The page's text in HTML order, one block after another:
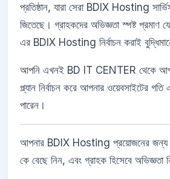
প্রতিষ্ঠান, যারা সেরা BDIX Hosting
জিতেছে। গ্রাহকদের অভিজ্ঞতা স্পষ্ট
এর BDIX Hosting নির্বাচন করাই
আপনি এখনই BD IT CENTER থেকে
প্ল্যান নির্বাচন করে আপনার ওয়েবসাইটের গতি
পারেন।
আপনার BDIX Hosting প্রয়োজনের
কে বেছে নিন, এবং গ্রাহক হিসেবে অভিজ্ঞতা